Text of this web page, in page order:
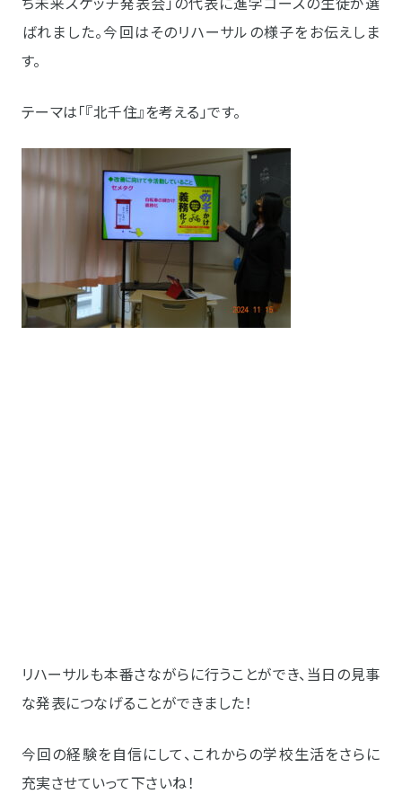
ばれました。今回はそのリハーサルの様子をお伝えしま
す。
テーマは「『北千住』を考える」です。
リハーサルも本番さながらに行うことができ、当日の見事
な発表につなげることができました！
今回の経験を自信にして、これからの学校生活をさらに
充実させていって下さいね！